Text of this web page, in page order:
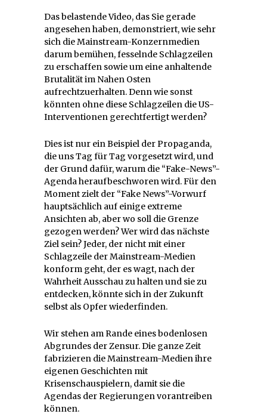
Das belastende Video, das Sie gerade
angesehen haben, demonstriert, wie sehr
sich die Mainstream-Konzernmedien
darum bemühen, fesselnde Schlagzeilen
zu erschaffen sowie um eine anhaltende
Brutalität im Nahen Osten
aufrechtzuerhalten. Denn wie sonst
könnten ohne diese Schlagzeilen die US-
Interventionen gerechtfertigt werden?
Dies ist nur ein Beispiel der Propaganda,
die uns Tag für Tag vorgesetzt wird, und
der Grund dafür, warum die “Fake-News”-
Agenda heraufbeschworen wird. Für den
Moment zielt der “Fake News”-Vorwurf
hauptsächlich auf einige extreme
Ansichten ab, aber wo soll die Grenze
gezogen werden? Wer wird das nächste
Ziel sein? Jeder, der nicht mit einer
Schlagzeile der Mainstream-Medien
konform geht, der es wagt, nach der
Wahrheit Ausschau zu halten und sie zu
entdecken, könnte sich in der Zukunft
selbst als Opfer wiederfinden.
Wir stehen am Rande eines bodenlosen
Abgrundes der Zensur. Die ganze Zeit
fabrizieren die Mainstream-Medien ihre
eigenen Geschichten mit
Krisenschauspielern, damit sie die
Agendas der Regierungen vorantreiben
können.